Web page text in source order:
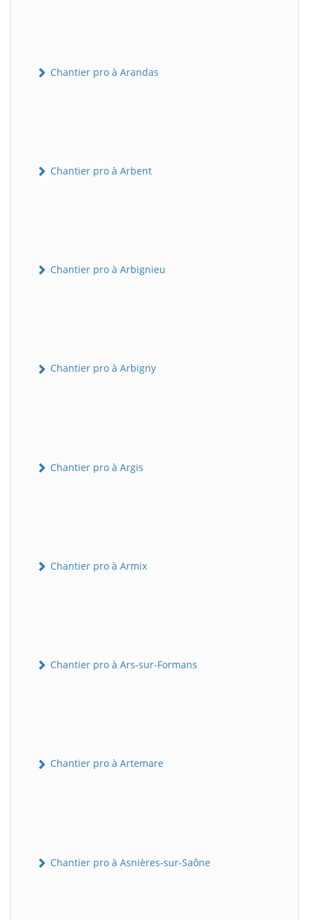
Chantier pro à Arandas
Chantier pro à Arbent
Chantier pro à Arbignieu
Chantier pro à Arbigny
Chantier pro à Argis
Chantier pro à Armix
Chantier pro à Ars-sur-Formans
Chantier pro à Artemare
Chantier pro à Asnières-sur-Saône